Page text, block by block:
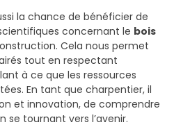
la chance de bénéficier de
concernant le bois
Cela nous permet
tout en respectant
à ce que les ressources
En tant que charpentier, il
et innovation, de comprendre
se tournant vers l’avenir.